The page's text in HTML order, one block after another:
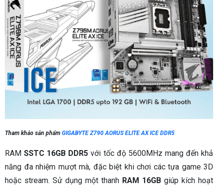
Tham khảo sản phẩm GIGABYTE Z790 AORUS ELITE AX ICE DDR5
RAMSSTC 16GB DDR5 với tốc độ 5600MHz mang đến khả
năng đa nhiệm mượt mà, đặc biệt khi chơi các tựa game 3D
hoặc stream. Sử dụng một thanh RAM 16GB giúp kích hoạt